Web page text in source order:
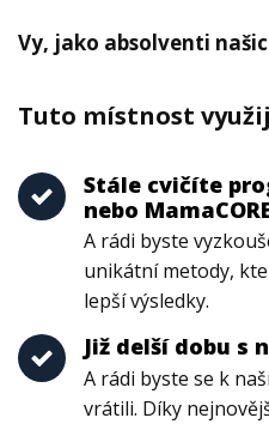
Vy, jako absolventi
Tuto místnost
Stále cvičíte
nebo
A rádi byste
unikátní metody,
lepší výsledky.
Již delší dobu s
A rádi byste se k
vrátili. Díky